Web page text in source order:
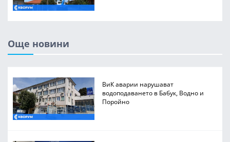
Още новини
ВиК аварии нарушават
водоподаването в Бабук, Водно и
Поройно